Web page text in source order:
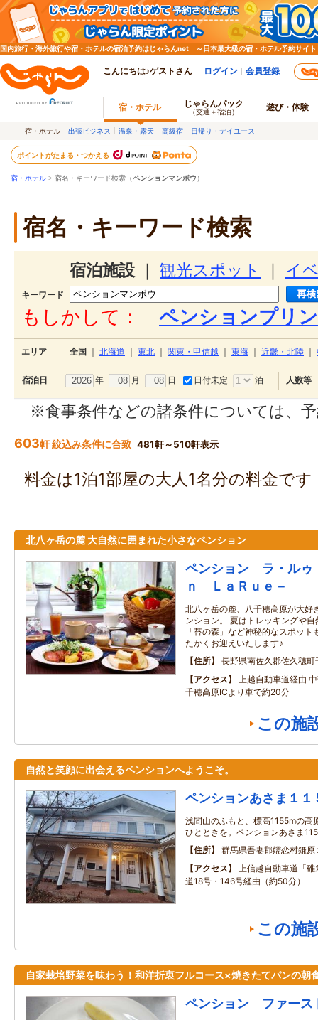
国内旅行・海外旅行や宿・ホテルの宿泊予約はじゃらんnet ～日本最大級の宿・ホテル予約サイト
こんにちは♪ゲストさん ログイン 会員登録
宿・ホテル じゃらんパック
（交通＋宿泊） 遊び・体験
宿・ホテル 出張ビジネス 温泉・露天 高級宿 日帰り・デイユース
ポイントがたまる・つかえる
宿・ホテル > 宿名・キーワード検索（ペンションマンボウ）
宿名・キーワード検索
宿泊施設 観光スポット イ
キーワード
もしかして： ペンションプリ
エリア 全国 北海道 東北 関東・甲信越 東海 近畿・北陸
宿泊日 年 月 日 日付未定 泊 人数等
※食事条件などの諸条件については、
603軒 絞込み条件に合致 481軒～510軒表示
料金は1泊1部屋の大人1名分の料金で
北八ヶ岳の麓 大自然に囲まれた小さなペンション
ペンション ラ・ル
ｎ ＬａＲｕｅ－
北八ヶ岳の麓、八千穂高原が大好
ンション。 夏はトレッキングや
「苔の森」など神秘的なスポッ
たかくお迎えいたします♪
住所
長野県南佐久郡佐久穂町
アクセス
上越自動車道経由
千穂高原ICより車で約20分
この施
自然と笑顔に出会えるペンションへようこそ。
ペンションあさま１１
浅間山のふもと、標高1155mの高
ひとときを。ペンションあさま
住所
群馬県吾妻郡嬬恋村鎌原
アクセス
上信越自動車道「
道18号・146号経由（約50分）
この施
自家栽培野菜を味わう！和洋折衷フルコース×焼きたてパンの朝
ペンション ファース